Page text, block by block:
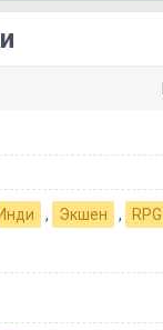
Инди , Экшен , RPG